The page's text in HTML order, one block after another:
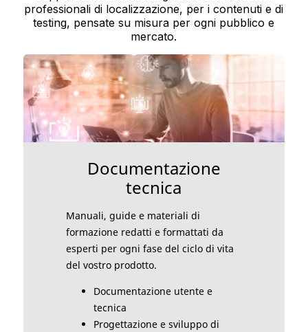
professionali di localizzazione, per i contenuti e di
testing, pensate su misura per ogni pubblico e
mercato.
Documentazione
tecnica
Manuali, guide e materiali di
formazione redatti e formattati da
esperti per ogni fase del ciclo di vita
del vostro prodotto.
Documentazione utente e
tecnica
Progettazione e sviluppo di